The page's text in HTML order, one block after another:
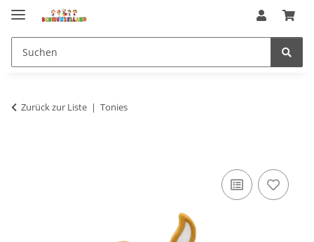
Zurück zur Liste Tonies